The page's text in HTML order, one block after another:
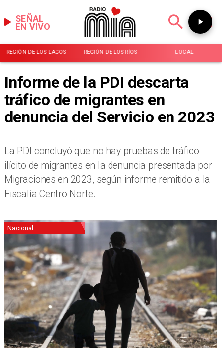
EN VIVO
SEÑAL
REGIÓN DE LOS LAGOS REGIÓN DE LOS RÍOS LOCAL
Informe de la PDI descarta
tráfico de migrantes en
denuncia del Servicio en 2023
La PDI concluyó que no hay pruebas de tráfico
ilícito de migrantes en la denuncia presentada por
Migraciones en 2023, según informe remitido a la
Fiscalía Centro Norte.
Nacional